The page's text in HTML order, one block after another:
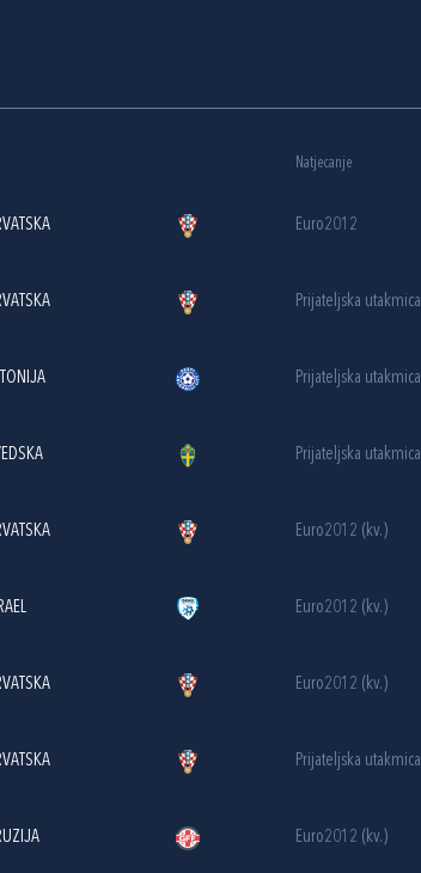
Natjecanje
Euro2012
Prijateljska utakmica
Prijateljska utakmica
Prijateljska utakmica
Euro2012 (kv.)
Euro2012 (kv.)
Euro2012 (kv.)
Prijateljska utakmica
Euro2012 (kv.)